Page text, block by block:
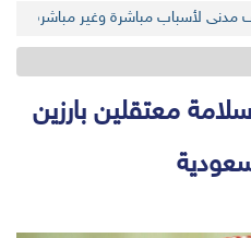
معتقلين بارزين